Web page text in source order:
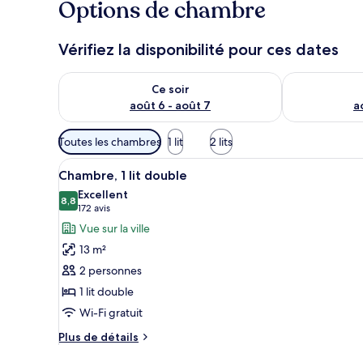
Options de chambre
Vérifiez la disponibilité pour ces dates
Ce soir
août 6 - août 7
Vérifier la disponibilité pour ce soir août 6 - août 7
Vérifier la
Filtres
disponibles
pour
les
chambres
Toutes les chambres 1 lit 2 lits
Afficher
toutes
les
photos
pour
ce
type
de
chambre :
Chambre,
Une chambre moderne avec
9
Chambre, 1 lit double
8,88,8 sur 10
Excellent
172 avis
(172 avis)
Vue sur la ville
13 m²
2 personnes
1 lit double
Wi-Fi gratuit
Plus de détails
Plus